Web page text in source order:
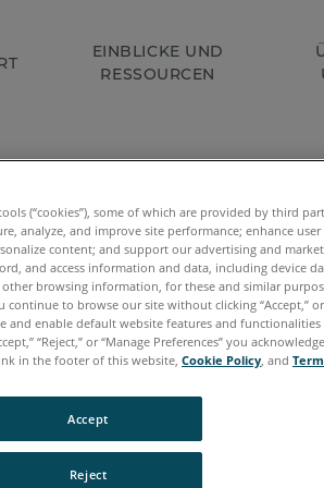
EINBLICKE UND
RESSOURCEN
FARO kontaktiert
uns in Kürze bei Ihnen
unseren Seiten umsehen und
FARO-Produkte erfahren.
(“cookies”), some of which are provided by third
analyze, and improve site performance; enhance user
content; and support our advertising and
and access information and data, including device
browsing information, for these and similar
continue to browse our site without clicking “Accept,”
and enable default website features and
“Reject,” or “Manage Preferences” you
in the footer of this website, Cookie Policy , and
Reject
Accept